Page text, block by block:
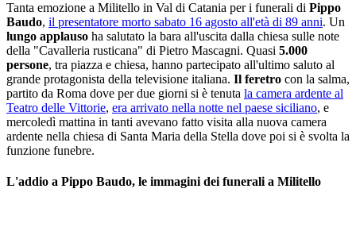
Tanta emozione a Militello in Val di Catania per i funerali di Pippo
Baudo, il presentatore morto sabato 16 agosto all'età di 89 anni. Un
lungo applauso ha salutato la bara all'uscita dalla chiesa sulle note
della "Cavalleria rusticana" di Pietro Mascagni. Quasi 5.000
persone, tra piazza e chiesa, hanno partecipato all'ultimo saluto al
grande protagonista della televisione italiana. Il feretro con la salma,
partito da Roma dove per due giorni si è tenuta la camera ardente al
Teatro delle Vittorie, era arrivato nella notte nel paese siciliano, e
mercoledì mattina in tanti avevano fatto visita alla nuova camera
ardente nella chiesa di Santa Maria della Stella dove poi si è svolta la
funzione funebre.
L'addio a Pippo Baudo, le immagini dei funerali a Militello